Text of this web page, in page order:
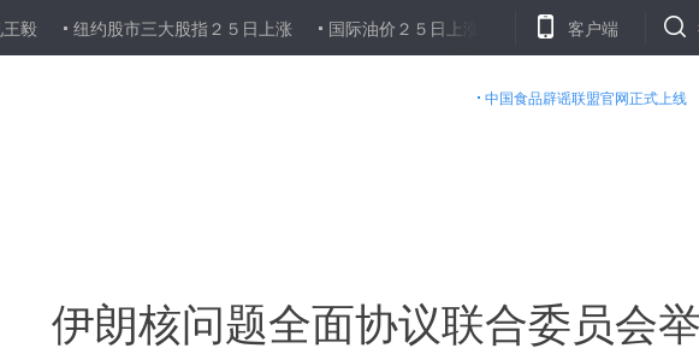
纽约股市三大股指２５日上涨 国际油价２５日上涨 伊拉克什叶派民兵组织进攻摩苏
客户端
中国食品辟谣联盟官网正式上线
伊朗核问题全面协议联合委员会